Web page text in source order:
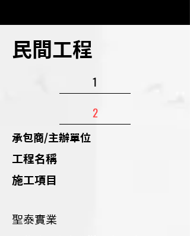
民間工程
1
2
承包商/主辦單位
​工程名稱
施工項目
聖泰實業